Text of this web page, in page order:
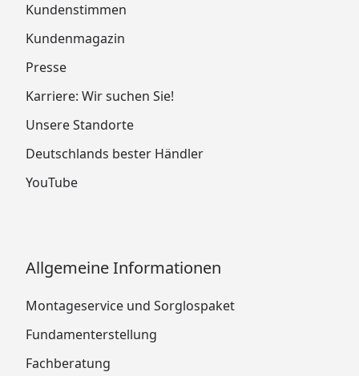
Kundenstimmen
Kundenmagazin
Presse
Karriere: Wir suchen Sie!
Unsere Standorte
Deutschlands bester Händler
YouTube
Allgemeine Informationen
Montageservice und Sorglospaket
Fundamenterstellung
Fachberatung